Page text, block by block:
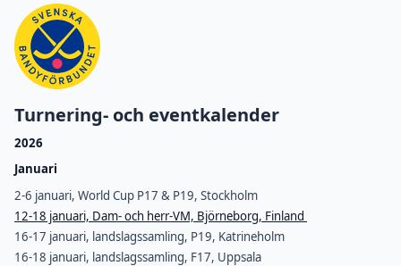
Turnering- och eventkalender
2026
Januari
2-6 januari, World Cup P17 & P19, Stockholm
12-18 januari, Dam- och herr-VM, Björneborg, Finland
16-17 januari, landslagssamling, P19, Katrineholm
16-18 januari, landslagssamling, F17, Uppsala